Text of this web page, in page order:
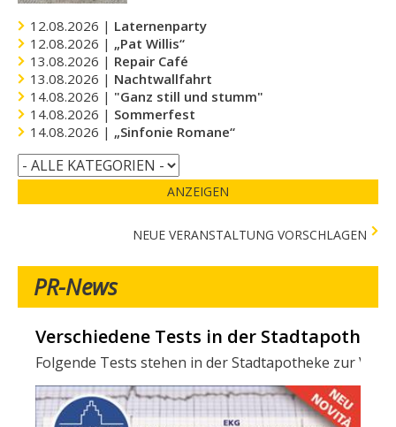
12.08.2026 | Laternenparty
12.08.2026 | „Pat Willis“
13.08.2026 | Repair Café
13.08.2026 | Nachtwallfahrt
14.08.2026 | "Ganz still und stumm"
14.08.2026 | Sommerfest
14.08.2026 | „Sinfonie Romane“
ANZEIGEN
NEUE VERANSTALTUNG VORSCHLAGEN
PR-News
Verschiedene Tests in der
Folgende Tests stehen in der Stadtapotheke zur